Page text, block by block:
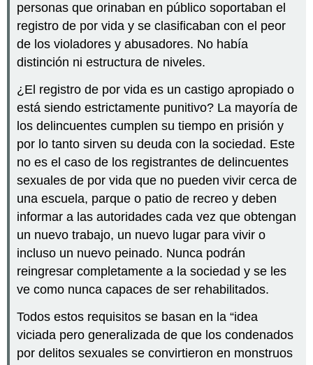
personas que orinaban en público soportaban el
registro de por vida y se clasificaban con el peor
de los violadores y abusadores. No había
distinción ni estructura de niveles.
¿El registro de por vida es un castigo apropiado o
está siendo estrictamente punitivo? La mayoría de
los delincuentes cumplen su tiempo en prisión y
por lo tanto sirven su deuda con la sociedad. Este
no es el caso de los registrantes de delincuentes
sexuales de por vida que no pueden vivir cerca de
una escuela, parque o patio de recreo y deben
informar a las autoridades cada vez que obtengan
un nuevo trabajo, un nuevo lugar para vivir o
incluso un nuevo peinado. Nunca podrán
reingresar completamente a la sociedad y se les
ve como nunca capaces de ser rehabilitados.
Todos estos requisitos se basan en la “idea
viciada pero generalizada de que los condenados
por delitos sexuales se convirtieron en monstruos